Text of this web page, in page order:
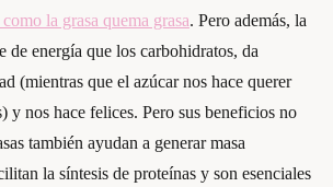
la grasa quema grasa. Pero además, la
de energía que los carbohidratos, da
(mientras que el azúcar nos hace querer
y nos hace felices. Pero sus beneficios no
también ayudan a generar masa
la síntesis de proteínas y son esenciales